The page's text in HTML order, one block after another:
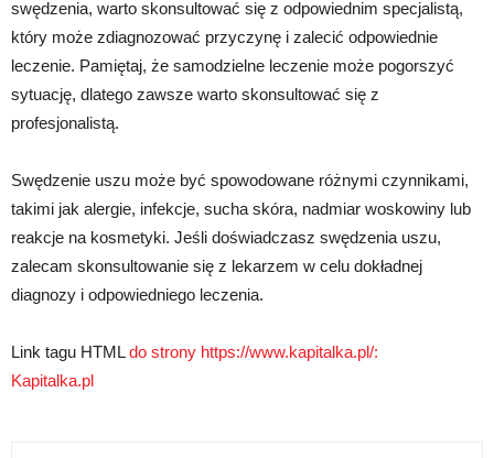
swędzenia, warto skonsultować się z odpowiednim specjalistą,
który może zdiagnozować przyczynę i zalecić odpowiednie
leczenie. Pamiętaj, że samodzielne leczenie może pogorszyć
sytuację, dlatego zawsze warto skonsultować się z
profesjonalistą.
Swędzenie uszu może być spowodowane różnymi czynnikami,
takimi jak alergie, infekcje, sucha skóra, nadmiar woskowiny lub
reakcje na kosmetyki. Jeśli doświadczasz swędzenia uszu,
zalecam skonsultowanie się z lekarzem w celu dokładnej
diagnozy i odpowiedniego leczenia.
Link tagu HTMLdo strony https://www.kapitalka.pl/:
Kapitalka.pl